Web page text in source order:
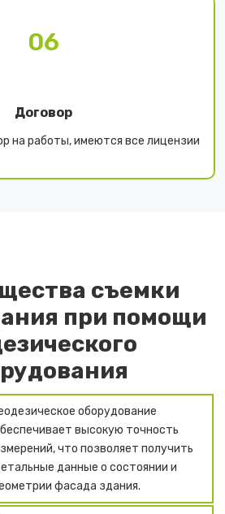
06
Договор
на работы, имеются все лицензии
съемки
при помощи
оборудование
высокую точность
что позволяет получить
данные о состоянии и
фасада здания.